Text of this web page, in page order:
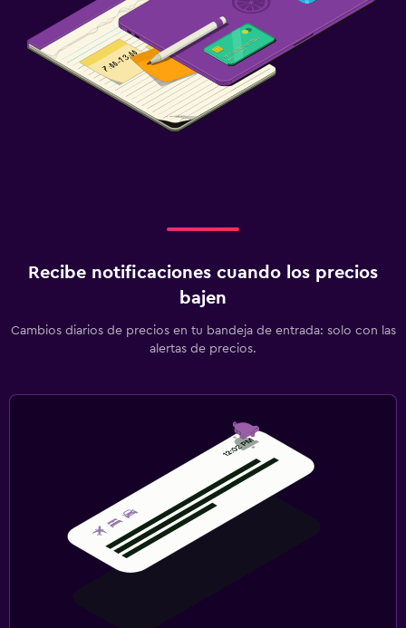
Recibe notificaciones cuando los precios
bajen
Cambios diarios de precios en tu bandeja de entrada: solo con las
alertas de precios.